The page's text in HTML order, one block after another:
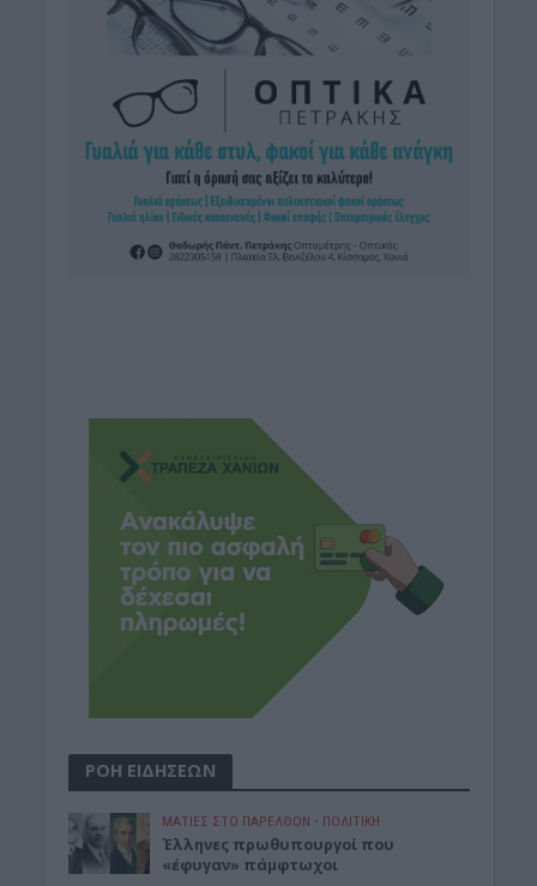
ΡΟΗ ΕΙΔΗΣΕΩΝ
ΜΑΤΙΕΣ ΣΤΟ ΠΑΡΕΛΘΟΝ • ΠΟΛΙΤΙΚΗ
Έλληνες πρωθυπουργοί που
«έφυγαν» πάμφτωχοι